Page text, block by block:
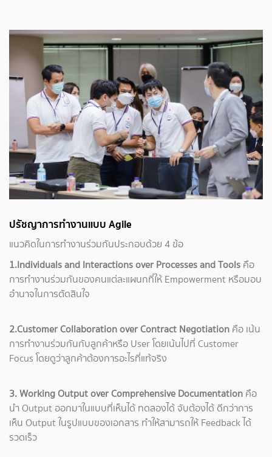
ปรัชญาการทำงานแบบ Agile
แนวคิดในการทำงานร่วมกันประกอบด้วย 4 ข้อ
1.Individuals and Interactions over Processes and Tools คือ
การทำงานร่วมกันของคนแต่ละแผนกที่ให้ Empowerment หรือมอบ
อำนาจในการตัดสินใจ
2.Customer Collaboration over Contract Negotiation คือ เน้น
การทำงานร่วมกันกับลูกค้าหรือ User โดยเน้นไปที่ Customer
Focus โดยดูว่าลูกค้าต้องการอะไรที่แท้จริง
3. Working Output over Comprehensive Documentation คือ
นำ Output ออกมาในแบบที่เห็นได้ ทดลองได้ จับต้องได้ ดีกว่าการ
เห็น Output ในรูปแบบของเอกสาร ทำให้สามารถให้ Feedback ได้
รวดเร็ว